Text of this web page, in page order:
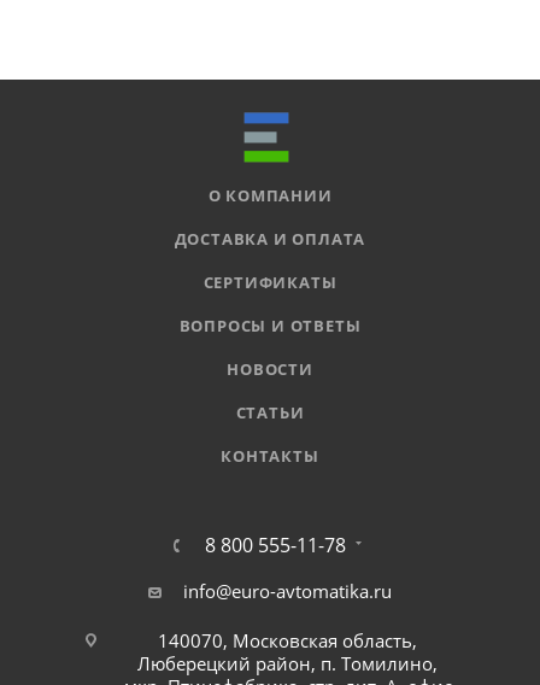
О КОМПАНИИ
ДОСТАВКА И ОПЛАТА
СЕРТИФИКАТЫ
ВОПРОСЫ И ОТВЕТЫ
НОВОСТИ
СТАТЬИ
КОНТАКТЫ
8 800 555-11-78
info@euro-avtomatika.ru
140070, Московская область,
Люберецкий район, п. Томилино,